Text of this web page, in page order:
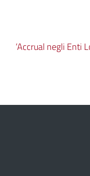
‘Accrual negli Enti